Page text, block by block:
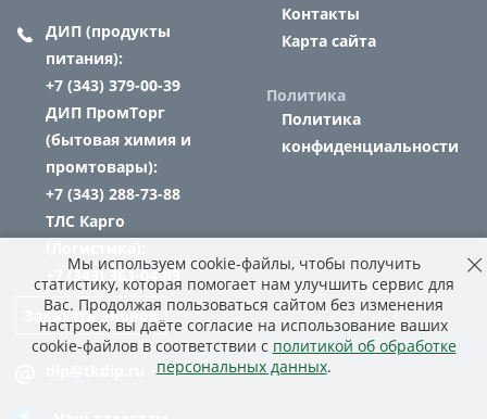
ДИП (продукты
питания):
+7 (343) 379-00-39
ДИП ПромТорг
(бытовая химия и
промтовары):
+7 (343) 288-73-88
ТЛС Карго
+7 (343) 363-04-89
Заказать звонок
Контакты
Карта сайта
Политика
Политика
конфиденциальности
Мы используем cookie-файлы, чтобы получить
статистику, которая помогает нам улучшить сервис для
Вас. Продолжая пользоваться сайтом без изменения
настроек, вы даёте согласие на использование ваших
cookie-файлов в соответствии с политикой об обработке
персональных данных.